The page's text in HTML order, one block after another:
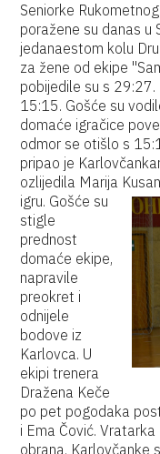
Seniorke
poražene su danas u
jedanaestom kolu
za žene od ekipe
pobijedile su s
15:15. Gošće su
domaće igračice
odmor se otišlo s
pripao je
ozlijedila Marija
igru. Gošće su
stigle
prednost
domaće ekipe,
napravile
preokret i
odnijele
bodove iz
Karlovca. U
ekipi trenera
Dražena Keče
po pet pogodaka
i Ema Čović.
obrana. Karlovčanke